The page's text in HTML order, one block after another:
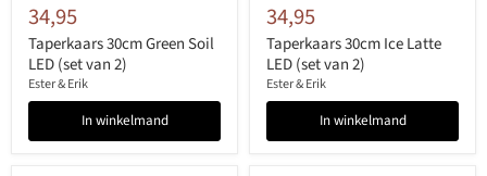
34,95
Taperkaars 30cm Green Soil
LED (set van 2)
Ester & Erik
In winkelmand
34,95
Taperkaars 30cm Ice Latte
LED (set van 2)
Ester & Erik
In winkelmand